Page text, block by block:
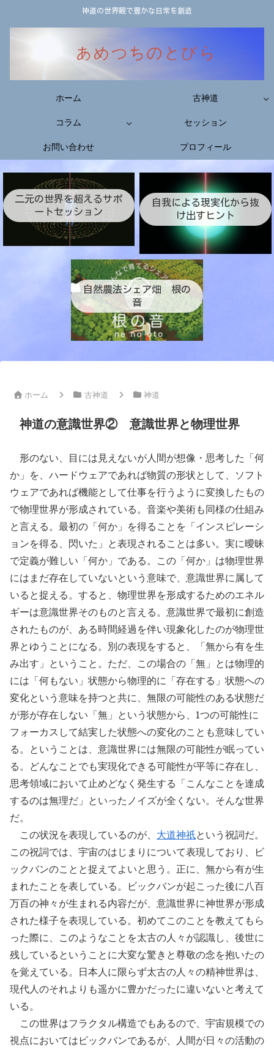
神道の世界観で豊かな日常を創造
ホーム
古神道
コラム
セッション
お問い合わせ
プロフィール
二元の世界を超えるサポ
ートセッション
自我による現実化から抜
け出すヒント
自然農法シェア畑 根の
音
ホーム 古神道 神道
神道の意識世界② 意識世界と物理世界
形のない、目には見えないが人間が想像・思考した「何
か」を、ハードウェアであれば物質の形状として、ソフト
ウェアであれば機能として仕事を行うように変換したもの
で物理世界が形成されている。音楽や美術も同様の仕組み
と言える。最初の「何か」を得ることを「インスピレーシ
ョンを得る、閃いた」と表現されることは多い。実に曖昧
で定義が難しい「何か」である。この「何か」は物理世界
にはまだ存在していないという意味で、意識世界に属して
いると捉える。すると、物理世界を形成するためのエネル
ギーは意識世界そのものと言える。意識世界で最初に創造
されたものが、ある時間経過を伴い現象化したのが物理世
界とゆうことになる。別の表現をすると、「無から有を生
み出す」ということ。ただ、この場合の「無」とは物理的
には「何もない」状態から物理的に「存在する」状態への
変化という意味を持つと共に、無限の可能性のある状態だ
が形が存在しない「無」という状態から、1つの可能性に
フォーカスして結実した状態への変化のことも意味してい
る。ということは、意識世界には無限の可能性が眠ってい
る。どんなことでも実現化できる可能性が平等に存在し、
思考領域において止めどなく発生する「こんなことを達成
するのは無理だ」といったノイズが全くない。そんな世界
だ。
この状況を表現しているのが、 大道神祇という祝詞だ。
この祝詞では、宇宙のはじまりについて表現しており、ビ
ックバンのことと捉えてよいと思う。正に、無から有が生
まれたことを表している。ビックバンが起こった後に八百
万百の神々が生まれる内容だが、意識世界に神世界が形成
された様子を表現している。初めてこのことを教えてもら
った際に、このようなことを太古の人々が認識し、後世に
残しているということに大変な驚きと尊敬の念を抱いたの
を覚えている。日本人に限らず太古の人々の精神世界は、
現代人のそれよりも遥かに豊かだったに違いないと考えて
いる。
この世界はフラクタル構造でもあるので、宇宙規模での
視点においてはビックバンであるが、人間が日々の活動の